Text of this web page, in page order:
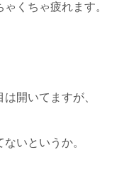
くちゃ疲れます。
開いてますが、
いというか。